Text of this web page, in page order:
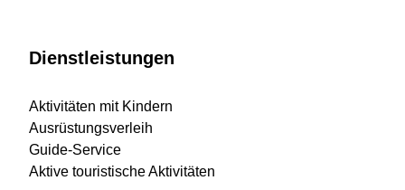
Dienstleistungen
Aktivitäten mit Kindern
Ausrüstungsverleih
Guide-Service
Aktive touristische Aktivitäten